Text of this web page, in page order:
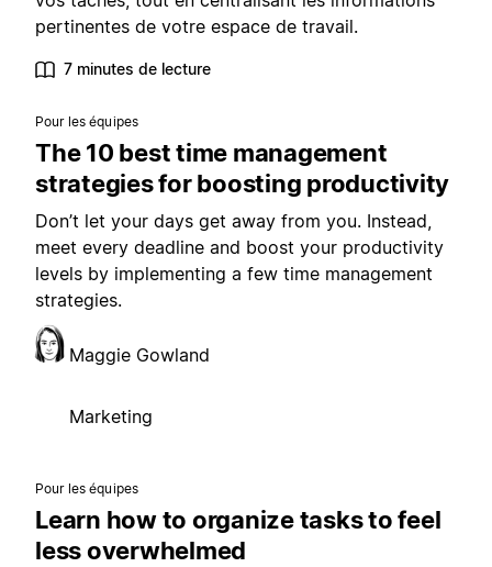
pertinentes de votre espace de travail.
7 minutes de lecture
Pour les équipes
The 10 best time management
strategies for boosting productivity
Don’t let your days get away from you. Instead,
meet every deadline and boost your productivity
levels by implementing a few time management
strategies.
Maggie Gowland
Marketing
Pour les équipes
Learn how to organize tasks to feel
less overwhelmed